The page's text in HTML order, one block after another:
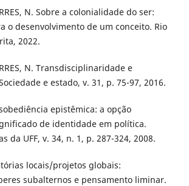
N. Sobre a colonialidade do ser:
o desenvolvimento de um conceito. Rio
2022.
N. Transdisciplinaridade e
e estado, v. 31, p. 75-97, 2016.
epistêmica: a opção
de identidade em política.
da UFF, v. 34, n. 1, p. 287-324, 2008.
locais/projetos globais:
subalternos e pensamento liminar.